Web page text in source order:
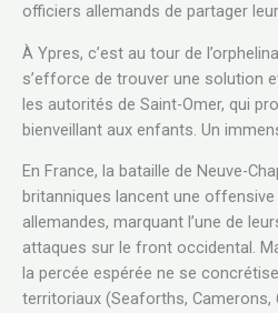
officiers allemands de partager
À Ypres, c’est au tour de
s’efforce de trouver une solution
les autorités de Saint-Omer, qui
bienveillant aux enfants. Un
En France, la bataille de Neuve-
britanniques lancent une
allemandes, marquant l’une de
attaques sur le front occidental.
la percée espérée ne se
territoriaux (Seaforths, Camerons,